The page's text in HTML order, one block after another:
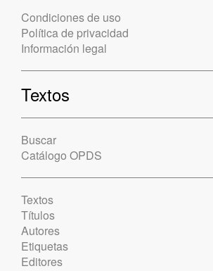
Condiciones de uso
Política de privacidad
Información legal
Textos
Buscar
Catálogo OPDS
Textos
Títulos
Autores
Etiquetas
Editores